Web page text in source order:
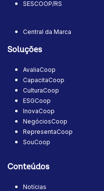
SESCOOP/RS
Central da Marca
Soluções
AvaliaCoop
CapacitaCoop
CulturaCoop
ESGCoop
InovaCoop
NegóciosCoop
RepresentaCoop
SouCoop
Conteúdos
Notícias